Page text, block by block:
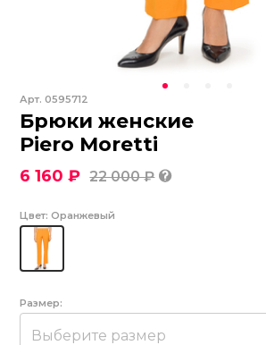
Арт.0595712
Брюки женские
Piero Moretti
6 160 ₽ 22 000 ₽
Цвет: Оранжевый
Размер:
Выберите размер